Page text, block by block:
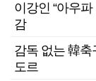
이강인 “아우
감
감독 없는 韓축
도르